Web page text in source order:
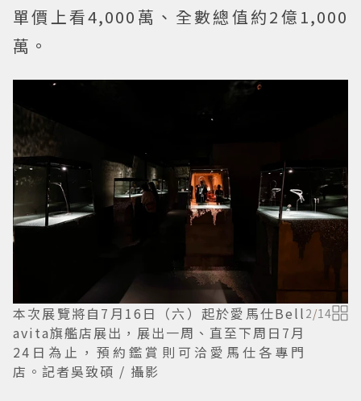
單價上看4,000萬、全數總值約2億1,000
萬。
本次展覽將自7月16日（六）起於愛馬仕Bell
avita旗艦店展出，展出一周、直至下周日7月
24日為止，預約鑑賞則可洽愛馬仕各專門
店。記者吳致碩 / 攝影
2/14